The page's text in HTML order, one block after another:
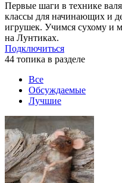
Первые шаги в технике
классы для начинающих и
игрушек. Учимся сухому и
на Лунтиках.
Подключиться
44 топика в разделе
Все
Обсуждаемые
Лучшие